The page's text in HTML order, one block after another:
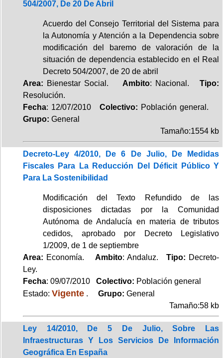
504/2007, De 20 De Abril
Acuerdo del Consejo Territorial del Sistema para
la Autonomía y Atención a la Dependencia sobre
modificación del baremo de valoración de la
situación de dependencia establecido en el Real
Decreto 504/2007, de 20 de abril
Area: Bienestar Social. Ambito: Nacional. Tipo:
Resolución.
Fecha: 12/07/2010Colectivo: Población general.
Grupo: General
Tamaño:1554 kb
Decreto-Ley 4/2010, De 6 De Julio, De Medidas
Fiscales Para La Reducción Del Déficit Público Y
Para La Sostenibilidad
Modificación del Texto Refundido de las
disposiciones dictadas por la Comunidad
Autónoma de Andalucía en materia de tributos
cedidos, aprobado por Decreto Legislativo
1/2009, de 1 de septiembre
Area: Economía. Ambito: Andaluz.Tipo: Decreto-
Ley.
Fecha: 09/07/2010 Colectivo: Población general
Estado: Vigente . Grupo: General
Tamaño:58 kb
Ley 14/2010, De 5 De Julio, Sobre Las
Infraestructuras Y Los Servicios De Información
Geográfica En España